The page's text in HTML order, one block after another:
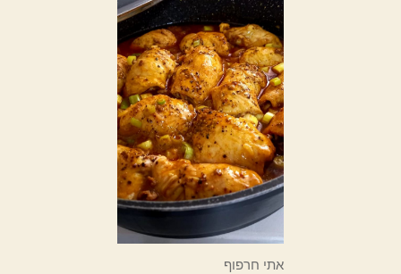
אתי חרפוף